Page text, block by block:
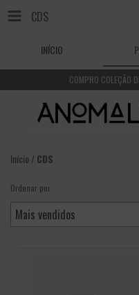
CDS
INÍCIO
COMPRO COLEÇÃO
Início /CDS
Ordenar por